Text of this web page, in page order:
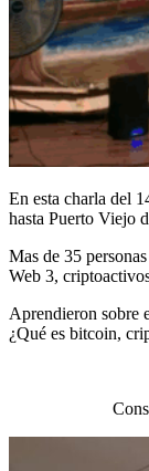
​En esta charla del
hasta Puerto Viejo
Mas de 35
Web 3,
Aprendieron sobre
¿Qué es bitcoin,